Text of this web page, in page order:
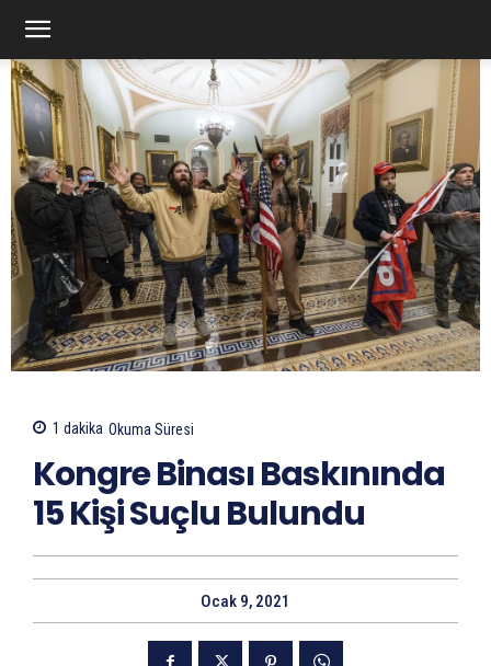
1 dakika Okuma Süresi
Kongre Binası Baskınında
15 Kişi Suçlu Bulundu
Ocak 9, 2021